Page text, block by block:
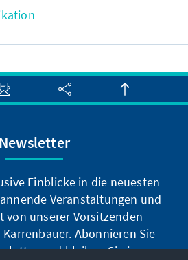
Newsletter
Einblicke in die neuesten
Veranstaltungen und
von unserer Vorsitzenden
Abonnieren Sie
und bleiben Sie immer